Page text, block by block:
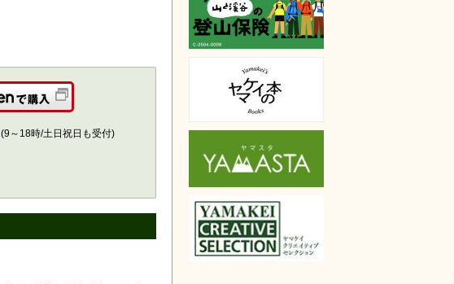
楽天で購入
(9～18時/土日祝日も受付)